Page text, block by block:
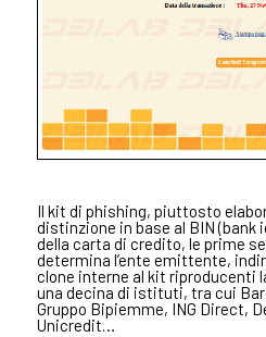
Il kit di phishing, piuttosto
distinzione in base al BIN
della carta di credito, le prime
determina l’ente emittente,
clone interne al kit riproducenti
una decina di istituti, tra cui
Gruppo Bipiemme, ING Direct,
Unicredit…